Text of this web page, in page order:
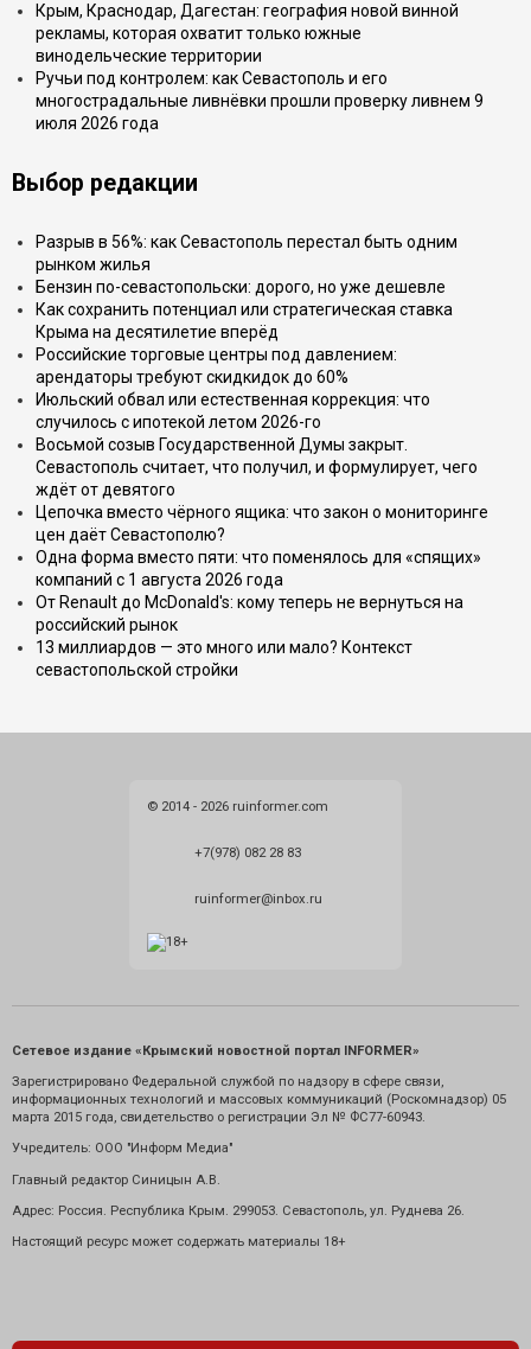
Крым, Краснодар, Дагестан: география новой винной
рекламы, которая охватит только южные
винодельческие территории
Ручьи под контролем: как Севастополь и его
многострадальные ливнёвки прошли проверку ливнем 9
июля 2026 года
Выбор редакции
Разрыв в 56%: как Севастополь перестал быть одним
рынком жилья
Бензин по-севастопольски: дорого, но уже дешевле
Как сохранить потенциал или стратегическая ставка
Крыма на десятилетие вперёд
Российские торговые центры под давлением:
арендаторы требуют скидкидок до 60%
Июльский обвал или естественная коррекция: что
случилось с ипотекой летом 2026-го
Восьмой созыв Государственной Думы закрыт.
Севастополь считает, что получил, и формулирует, чего
ждёт от девятого
Цепочка вместо чёрного ящика: что закон о мониторинге
цен даёт Севастополю?
Одна форма вместо пяти: что поменялось для «спящих»
компаний с 1 августа 2026 года
От Renault до McDonald's: кому теперь не вернуться на
российский рынок
13 миллиардов — это много или мало? Контекст
севастопольской стройки
© 2014 - 2026 ruinformer.com
+7(978) 082 28 83
ruinformer@inbox.ru
Сетевое издание «Крымский новостной портал INFORMER»
Зарегистрировано Федеральной службой по надзору в сфере связи,
информационных технологий и массовых коммуникаций (Роскомнадзор) 05
марта 2015 года, свидетельство о регистрации Эл № ФС77-60943.
Учредитель: ООО "Информ Медиа"
Главный редактор Синицын А.В.
Адрес: Россия. Республика Крым. 299053. Севастополь, ул. Руднева 26.
Настоящий ресурс может содержать материалы 18+